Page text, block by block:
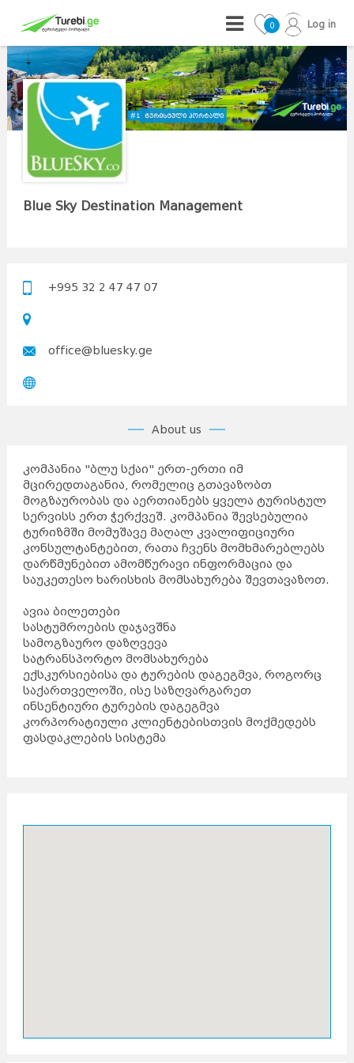
0 Log in
Blue Sky Destination Management
+995 32 2 47 47 07
office@bluesky.ge
About us
კომპანია "ბლუ სქაი" ერთ-ერთი იმ
მცირედთაგანია, რომელიც გთავაზობთ
მოგზაურობას და აერთიანებს ყველა ტურისტულ
სერვისს ერთ ჭერქვეშ. კომპანია შევსებულია
ტურიზმში მომუშავე მაღალ კვალიფიციური
კონსულტანტებით, რათა ჩვენს მომხმარებლებს
დარწმუნებით ამომწურავი ინფორმაცია და
საუკეთესო ხარისხის მომსახურება შევთავაზოთ.
ავია ბილეთები
სასტუმროების დაჯავშნა
სამოგზაურო დაზღვევა
სატრანსპორტო მომსახურება
ექსკურსიებისა და ტურების დაგეგმვა, როგორც
საქართველოში, ისე საზღვარგარეთ
ინსენტიური ტურების დაგეგმვა
კორპორატიული კლიენტებისთვის მოქმედებს
ფასდაკლების სისტემა